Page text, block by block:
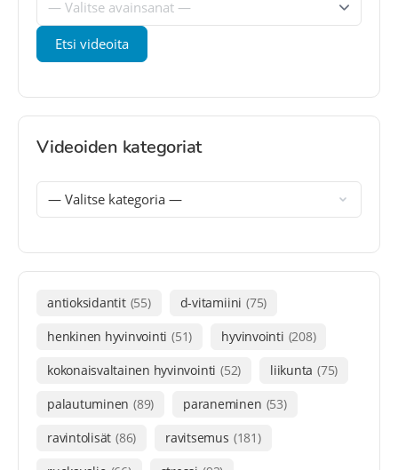
Videoiden kategoriat
antioksidantit (55) d-vitamiini (75)
henkinen hyvinvointi (51) hyvinvointi (208)
kokonaisvaltainen hyvinvointi (52) liikunta (75)
palautuminen (89) paraneminen (53)
ravintolisät (86) ravitsemus (181)